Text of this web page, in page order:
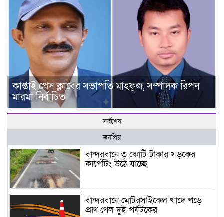
কাপ্তাই প্রেস ক্লাবের সভাপতি মাহফুজ, সম্পাদক রিপন
মারমা নির্বাচিত
সর্বশেষ
জনপ্রিয়
বান্দরবানে ৩ কোটি টাকার সড়কের
কার্পেটিং উঠে যাচ্ছে
বান্দরবানে মোটরসাইকেল খাদে পড়ে
প্রাণ গেল দুই পর্যটকের